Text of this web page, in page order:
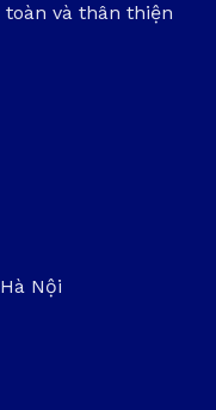
và thân thiện
Nội